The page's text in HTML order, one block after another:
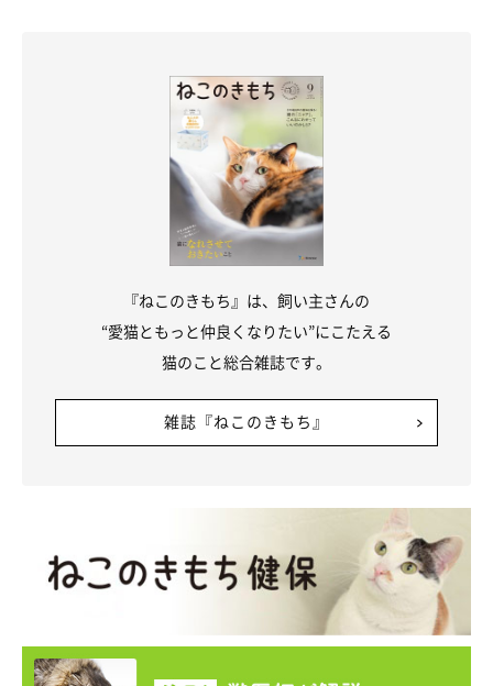
まったりするまめさん。
まめさん。これからも安心できる家族のそばで、まめさんらし
く“もちもち”“ポテポテ”と、穏やかな日々を重ねていくことでし
関連記事:
廊下から聞こえる体重計の「ピッピッ」の音、
振り向くと驚きの光景が！ 猫の賢い「ごはん
今回紹介するのは、X（旧Twitter）ユーザー@bou128さんの愛猫た
ちのエピソード。飼い主さんが昨年保護した母娘猫にお昼ごはんを
あげていたときの出来事でした。突然、廊下から「ピッピッ」とい
『ねこのきもち』は、飼い主さんの
“愛猫ともっと仲良くなりたい”にこたえる
猫のこと総合雑誌です。
雑誌『ねこのきもち』